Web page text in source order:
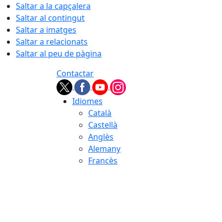
Saltar a la capçalera
Saltar al contingut
Saltar a imatges
Saltar a relacionats
Saltar al peu de pàgina
Contactar
Idiomes
Català
Castellà
Anglès
Alemany
Francès